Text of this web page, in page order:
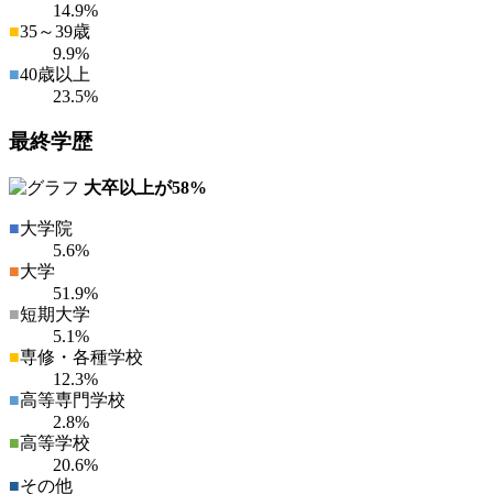
14.9%
■35～39歳
9.9%
■40歳以上
23.5%
最終学歴
大卒以上が58%
■大学院
5.6%
■大学
51.9%
■短期大学
5.1%
■専修・各種学校
12.3%
■高等専門学校
2.8%
■高等学校
20.6%
■その他